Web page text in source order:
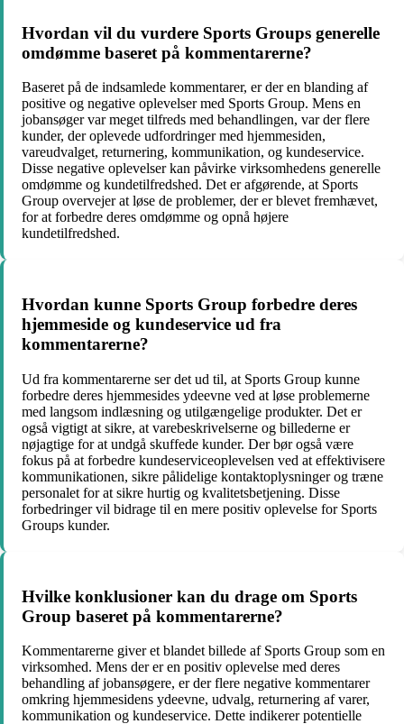
Hvordan vil du vurdere Sports Groups generelle
omdømme baseret på kommentarerne?
Baseret på de indsamlede kommentarer, er der en blanding af
positive og negative oplevelser med Sports Group. Mens en
jobansøger var meget tilfreds med behandlingen, var der flere
kunder, der oplevede udfordringer med hjemmesiden,
vareudvalget, returnering, kommunikation, og kundeservice.
Disse negative oplevelser kan påvirke virksomhedens generelle
omdømme og kundetilfredshed. Det er afgørende, at Sports
Group overvejer at løse de problemer, der er blevet fremhævet,
for at forbedre deres omdømme og opnå højere
kundetilfredshed.
Hvordan kunne Sports Group forbedre deres
hjemmeside og kundeservice ud fra
kommentarerne?
Ud fra kommentarerne ser det ud til, at Sports Group kunne
forbedre deres hjemmesides ydeevne ved at løse problemerne
med langsom indlæsning og utilgængelige produkter. Det er
også vigtigt at sikre, at varebeskrivelserne og billederne er
nøjagtige for at undgå skuffede kunder. Der bør også være
fokus på at forbedre kundeserviceoplevelsen ved at effektivisere
kommunikationen, sikre pålidelige kontaktoplysninger og træne
personalet for at sikre hurtig og kvalitetsbetjening. Disse
forbedringer vil bidrage til en mere positiv oplevelse for Sports
Groups kunder.
Hvilke konklusioner kan du drage om Sports
Group baseret på kommentarerne?
Kommentarerne giver et blandet billede af Sports Group som en
virksomhed. Mens der er en positiv oplevelse med deres
behandling af jobansøgere, er der flere negative kommentarer
omkring hjemmesidens ydeevne, udvalg, returnering af varer,
kommunikation og kundeservice. Dette indikerer potentielle